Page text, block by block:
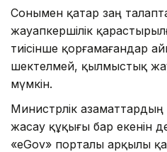
Сонымен қатар заң
жауапкершілік
тиісінше қорғамағандар
шектелмей, қылмыстық
мүмкін.
Министрлік азаматтардың
жасау құқығы бар екенін
«eGov» порталы арқылы